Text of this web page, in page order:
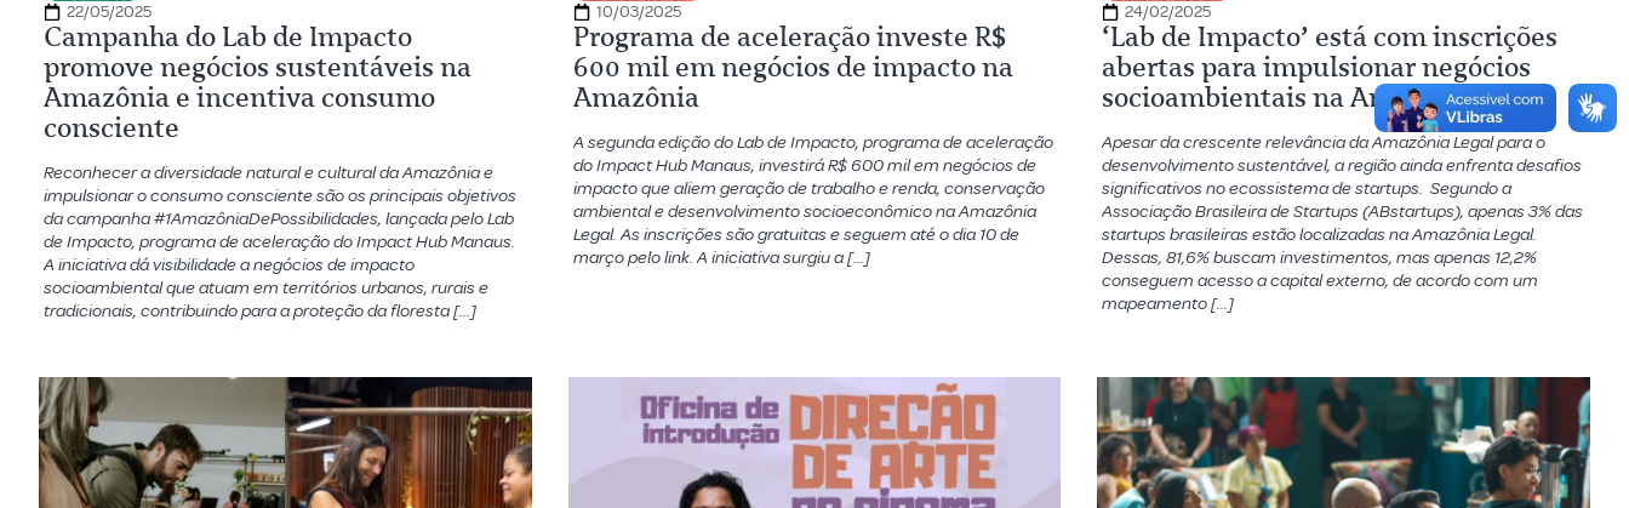
22/05/2025
Campanha do Lab de Impacto
promove negócios sustentáveis na
Amazônia e incentiva consumo
consciente
Reconhecer a diversidade natural e cultural da Amazônia e
impulsionar o consumo consciente são os principais objetivos
da campanha #1AmazôniaDePossibilidades, lançada pelo Lab
de Impacto, programa de aceleração do Impact Hub Manaus.
A iniciativa dá visibilidade a negócios de impacto
socioambiental que atuam em territórios urbanos, rurais e
tradicionais, contribuindo para a proteção da floresta […]
10/03/2025
Programa de aceleração investe R$
600 mil em negócios de impacto na
Amazônia
A segunda edição do Lab de Impacto, programa de aceleração
do Impact Hub Manaus, investirá R$ 600 mil em negócios de
impacto que aliem geração de trabalho e renda, conservação
ambiental e desenvolvimento socioeconômico na Amazônia
Legal. As inscrições são gratuitas e seguem até o dia 10 de
março pelo link. A iniciativa surgiu a […]
24/02/2025
‘Lab de Impacto’ está com inscrições
abertas para impulsionar negócios
socioambientais na Amazônia Legal
Apesar da crescente relevância da Amazônia Legal para o
desenvolvimento sustentável, a região ainda enfrenta desafios
significativos no ecossistema de startups. Segundo a
Associação Brasileira de Startups (ABstartups), apenas 3% das
startups brasileiras estão localizadas na Amazônia Legal.
Dessas, 81,6% buscam investimentos, mas apenas 12,2%
conseguem acesso a capital externo, de acordo com um
mapeamento […]